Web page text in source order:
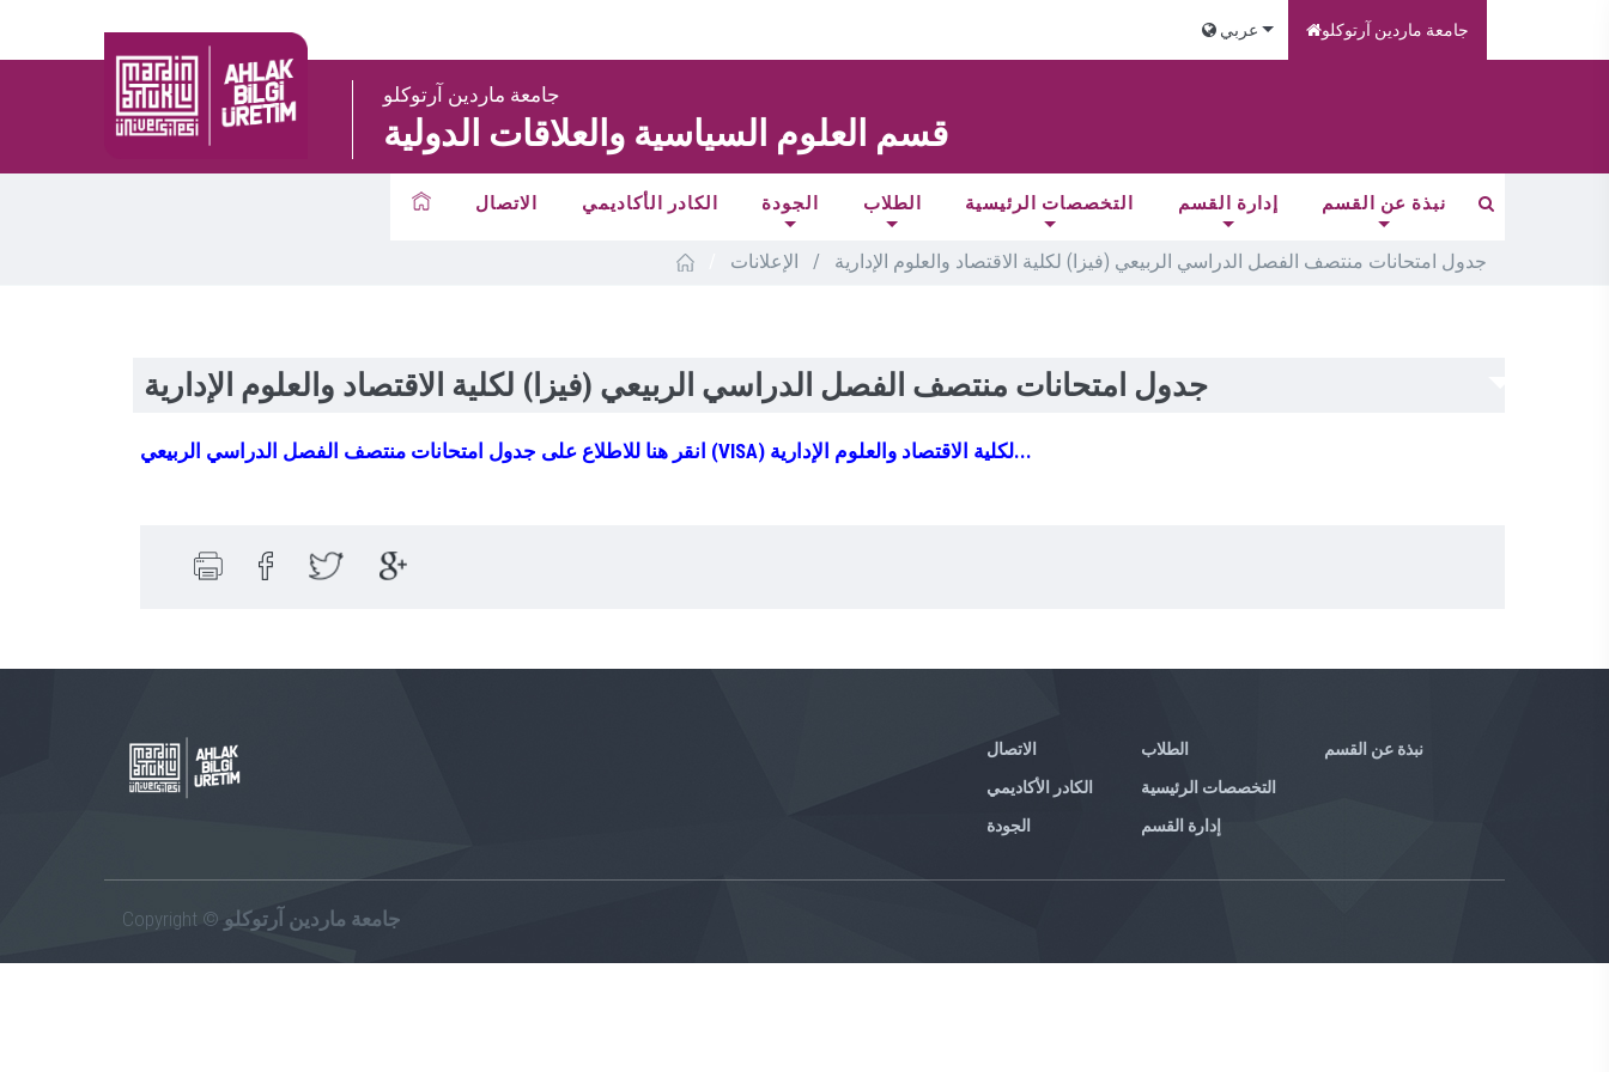
عربي جامعة ماردين آرتوكلو
جامعة ماردين آرتوكلو
قسم العلوم السياسية والعلاقات الدولية
الاتصال الكادر الأكاديمي الجودة الطلاب التخصصات الرئيسية إدارة القسم نبذة عن القسم
الإعلانات / جدول امتحانات منتصف الفصل الدراسي الربيعي (فيزا) لكلية الاقتصاد والعلوم الإدارية
جدول امتحانات منتصف الفصل الدراسي الربيعي (فيزا) لكلية الاقتصاد والعلوم الإدارية
انقر هنا للاطلاع على جدول امتحانات منتصف الفصل الدراسي الربيعي (VISA) لكلية الاقتصاد والعلوم الإدارية...
الاتصال
الكادر الأكاديمي
الجودة
الطلاب
التخصصات الرئيسية
إدارة القسم
نبذة عن القسم
Copyright © جامعة ماردين آرتوكلو